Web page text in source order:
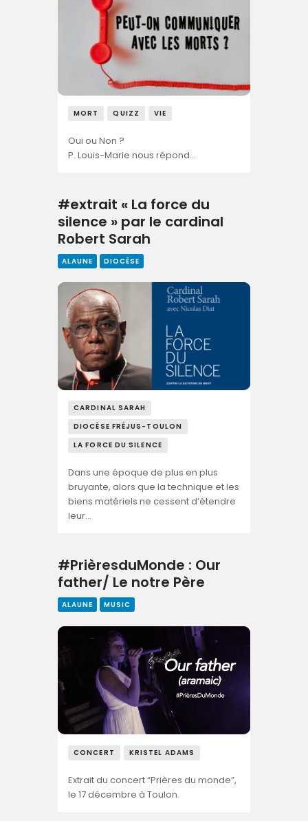
MORT QUIZZ VIE
Oui ou Non ?
P. Louis-Marie nous répond…
#extrait « La force du
silence » par le cardinal
Robert Sarah
ALAUNE DIOCÈSE
CARDINAL SARAH
DIOCÈSE FRÉJUS-TOULON
LA FORCE DU SILENCE
Dans une époque de plus en plus
bruyante, alors que la technique et les
biens matériels ne cessent d’étendre
leur…
#PrièresduMonde : Our
father/ Le notre Père
ALAUNE MUSIC
CONCERT KRISTEL ADAMS
Extrait du concert “Prières du monde”,
le 17 décembre à Toulon.